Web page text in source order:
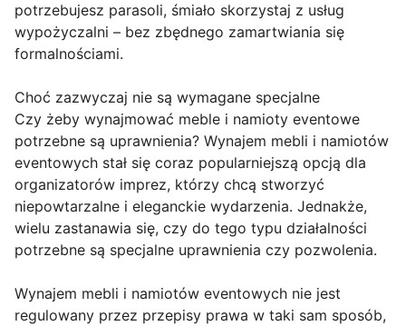
potrzebujesz parasoli, śmiało skorzystaj z usług
wypożyczalni – bez zbędnego zamartwiania się
formalnościami.
Choć zazwyczaj nie są wymagane specjalne
Czy żeby wynajmować meble i namioty eventowe
potrzebne są uprawnienia? Wynajem mebli i namiotów
eventowych stał się coraz popularniejszą opcją dla
organizatorów imprez, którzy chcą stworzyć
niepowtarzalne i eleganckie wydarzenia. Jednakże,
wielu zastanawia się, czy do tego typu działalności
potrzebne są specjalne uprawnienia czy pozwolenia.
Wynajem mebli i namiotów eventowych nie jest
regulowany przez przepisy prawa w taki sam sposób,